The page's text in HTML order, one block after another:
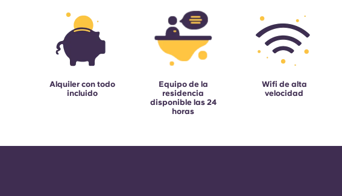
Alquiler con todo
incluido
Equipo de la
residencia
disponible las 24
horas
Wifi de alta
velocidad